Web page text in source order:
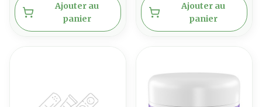
Ajouter au
panier
Ajouter au
panier